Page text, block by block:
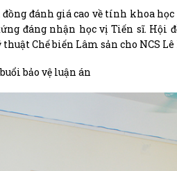
đồng đánh giá cao về tính khoa
đáng nhận học vị Tiến sĩ. Hội
Chế biến Lâm sản cho NCS Lê
bảo vệ luận án